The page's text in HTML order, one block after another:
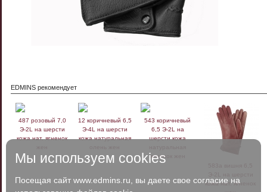
EDMINS рекомендует
487 розовый 7,0
Э-2L на шерсти
кожа нат. ягненок
12 коричневый 6,5
Э-4L на шерсти
кожа натуральная
543 коричневый
6,5 Э-2L на
шерсти кожа
ягненок жен
кожа нат. ягненок
Мы используем cookies
Посещая сайт www.edmins.ru, вы даете свое согласие на